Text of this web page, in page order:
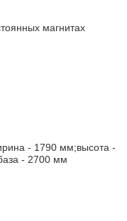
магнитах
- 1790 мм;высота -
- 2700 мм